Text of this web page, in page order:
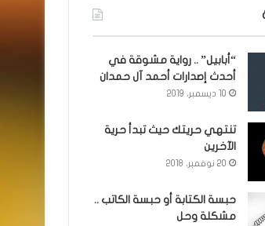
“أبابيل” .. رواية مشوقة في
أحدث إصدارات أحمد آل حمدان
10 ديسمبر، 2019
تنتهي حريتك حيث تبدأ حرية
الآخرين
20 نوفمبر، 2018
حبسة الكتابة أو حبسة الكاتب ..
مشكلة وحل